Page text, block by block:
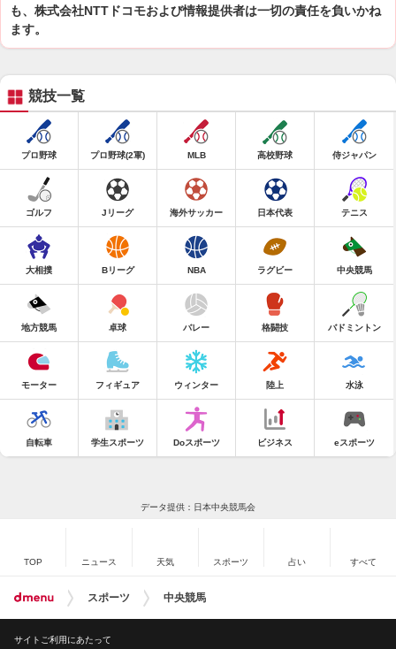
も、株式会社NTTドコモおよび情報提供者は一切の責任を負いかね
ます。
競技一覧
プロ野球 プロ野球(2軍) MLB 高校野球 侍ジャパン
ゴルフ Jリーグ 海外サッカー 日本代表 テニス
大相撲 Bリーグ NBA ラグビー 中央競馬
地方競馬 卓球 バレー 格闘技 バドミントン
モーター フィギュア ウィンター 陸上 水泳
自転車 学生スポーツ Doスポーツ ビジネス eスポーツ
データ提供：日本中央競馬会
TOP ニュース 天気 スポーツ 占い すべて
スポーツ 中央競馬
サイトご利用にあたって